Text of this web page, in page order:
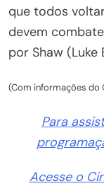
que todos
devem
por Shaw (Luke
(Com informações do
Para
Acesse o